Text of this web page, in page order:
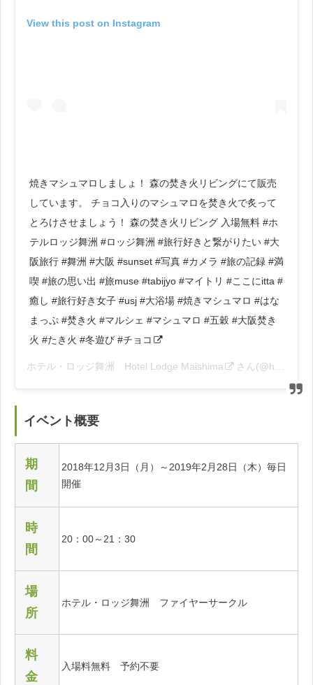
View this post on Instagram
焼きマシュマロしましょ！ 森の焚き火リビングにて販売
しています。 チョコ入りのマシュマロを焚き火で炙って
とろけさせましょう！ 森の焚き火リビング 入場無料 #ホ
テルロッジ舞洲 #ロッジ舞洲 #旅行好きと繋がりたい #大
阪旅行 #舞洲 #大阪 #sunset #写真 #カメラ #旅の記録 #満
喫 #旅の思い出 #旅muse #tabijyo #マイトリ #ここにitta #
癒し #旅行好き女子 #usj #大浴場 #焼きマシュマロ #はな
まっぷ #焚き火 #マルシェ #マシュマロ #五穀 #大阪焚き
火 #たき火 #冬遊び #チョコ
ホテル・ロッジ舞洲 Hotel Lodge Maishima さん(@hotel_lodge_maishima)がシェアした投稿 –
イベント概要
期
間
2018年12月3日（月）～2019年2月28日（木）毎日
開催
時
間
20：00～21：30
場
所
ホテル・ロッジ舞洲 ファイヤーサークル
料
金
入場料無料 予約不要